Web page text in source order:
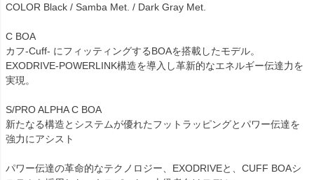
COLOR Black / Samba Met. / Dark Gray Met.
C BOA
カフ-Cuff- にフィッティングするBOAを搭載したモデル。
EXODRIVE-POWERLINK構造を導入し革新的なエネルギー伝達力を
実現。
S/PRO ALPHA C BOA
新たなる構造とシステムが優れたフットラッピングとパワー伝達を
強力にアシスト
パワー伝達の革命的なテクノロジー、EXODRIVEと、CUFF BOAシ